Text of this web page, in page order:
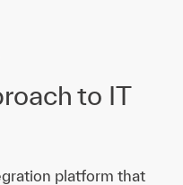
to IT
platform that